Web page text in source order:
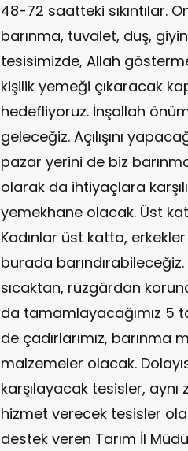
48-72 saatteki sıkıntılar.
barınma, tuvalet, duş,
tesisimizde, Allah
kişilik yemeği çıkaracak
hedefliyoruz. İnşallah
geleceğiz. Açılışını
pazar yerini de biz
olarak da ihtiyaçlara
yemekhane olacak. Üst
Kadınlar üst katta,
burada
sıcaktan, rüzgârdan
da tamamlayacağımız 5
de çadırlarımız,
malzemeler olacak.
karşılayacak tesisler,
hizmet verecek tesisler
destek veren Tarım İl